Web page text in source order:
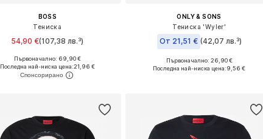
BOSS
Тениска
54,90 €(107,38 лв.³)
Налични размери: M, L, XL, XXL
Добави в кошницата
Първоначално: 69,90 €
Последна най-ниска цена:21,96 €
ONLY & SONS
Тениска 'Wyler'
От 21,51 € (42,07 лв.³)
Налични размери: XS, S, M, L, XL
Първоначално: 26,90 €
Последна най-ниска цена:9,56 €